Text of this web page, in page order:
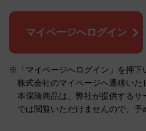
マイページへログイン
※「マイページへログイン」を押下
株式会社のマイページへ遷移いた
本保険商品は、弊社が提供するサ
では閲覧いただけませんので、予